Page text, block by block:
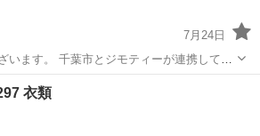
7月24日
ィーが連携して運
の減量を⽬的にまだ使えるものをリユース
ンズ/デニム
衣類